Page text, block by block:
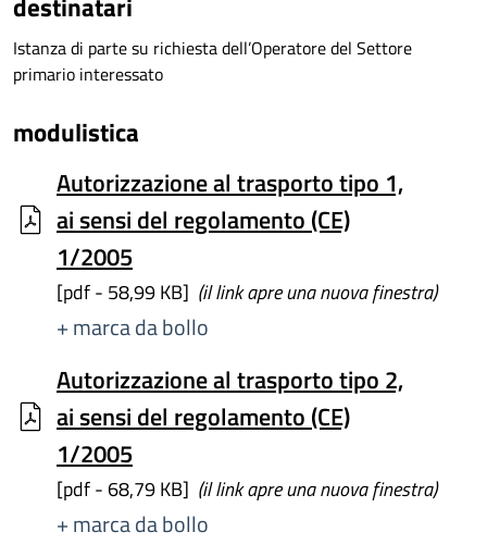
Istanza di parte su richiesta dell’Operatore del Settore
primario interessato
modulistica
Autorizzazione al trasporto tipo 1,
ai sensi del regolamento (CE)
1/2005
[pdf - 58,99 KB] (il link apre una nuova finestra)
+ marca da bollo
Autorizzazione al trasporto tipo 2,
ai sensi del regolamento (CE)
1/2005
[pdf - 68,79 KB] (il link apre una nuova finestra)
+ marca da bollo